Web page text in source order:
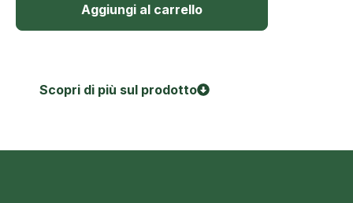
Aggiungi al carrello
Scopri di più sul prodotto